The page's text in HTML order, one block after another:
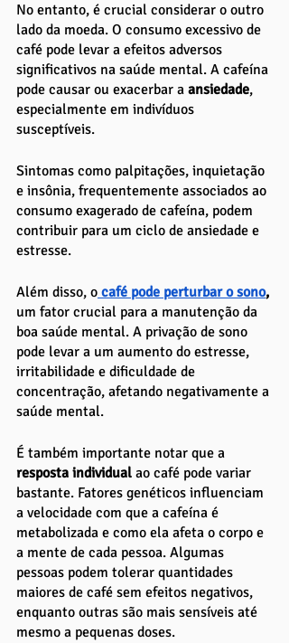
No entanto, é crucial considerar o outro
lado da moeda. O consumo excessivo de
café pode levar a efeitos adversos
significativos na saúde mental. A cafeína
pode causar ou exacerbar a ansiedade,
especialmente em indivíduos
susceptíveis.
Sintomas como palpitações, inquietação
e insônia, frequentemente associados ao
consumo exagerado de cafeína, podem
contribuir para um ciclo de ansiedade e
estresse.
Além disso, o café pode perturbar o sono,
um fator crucial para a manutenção da
boa saúde mental. A privação de sono
pode levar a um aumento do estresse,
irritabilidade e dificuldade de
concentração, afetando negativamente a
saúde mental.
É também importante notar que a
resposta individual ao café pode variar
bastante. Fatores genéticos influenciam
a velocidade com que a cafeína é
metabolizada e como ela afeta o corpo e
a mente de cada pessoa. Algumas
pessoas podem tolerar quantidades
maiores de café sem efeitos negativos,
enquanto outras são mais sensíveis até
mesmo a pequenas doses.